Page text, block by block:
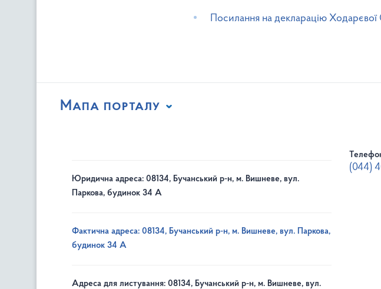
Посилання на декларацію
Мапа порталу
Юридична адреса: 08134, Бучанський р-н, м. Вишневе, вул.
Паркова, будинок 34 А
Фактична адреса: 08134, Бучанський р-н, м. Вишневе, вул. Паркова,
будинок 34 А
Адреса для листування: 08134, Бучанський р-н, м. Вишневе, вул.
(044)